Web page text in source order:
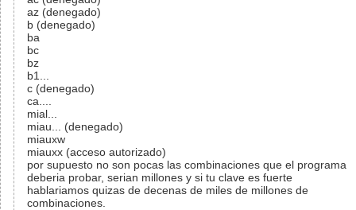
az (denegado)
b (denegado)
ba
bc
bz
b1...
c (denegado)
ca....
mial...
miau... (denegado)
miauxw
miauxx (acceso autorizado)
por supuesto no son pocas las combinaciones que el programa
deberia probar, serian millones y si tu clave es fuerte
hablariamos quizas de decenas de miles de millones de
combinaciones.